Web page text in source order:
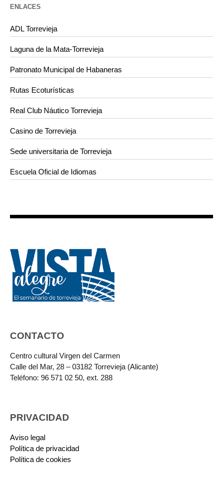
ENLACES
ADL Torrevieja
Laguna de la Mata-Torrevieja
Patronato Municipal de Habaneras
Rutas Ecoturísticas
Real Club Náutico Torrevieja
Casino de Torrevieja
Sede universitaria de Torrevieja
Escuela Oficial de Idiomas
CONTACTO
Centro cultural Virgen del Carmen
Calle del Mar, 28 – 03182 Torrevieja (Alicante)
Teléfono: 96 571 02 50, ext. 288
PRIVACIDAD
Aviso legal
Política de privacidad
Política de cookies